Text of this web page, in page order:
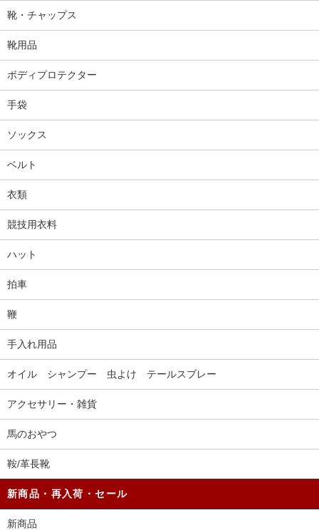
靴・チャップス
靴用品
ボディプロテクター
手袋
ソックス
ベルト
衣類
競技用衣料
ハット
拍車
鞭
手入れ用品
オイル シャンプー 虫よけ テールスプレー
アクセサリー・雑貨
馬のおやつ
鞍/革長靴
新商品・再入荷・セール
新商品